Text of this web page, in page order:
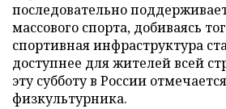
последовательно
массового спорта, добиваясь
спортивная инфраструктура
доступнее для жителей всей
эту субботу в России
физкультурника.